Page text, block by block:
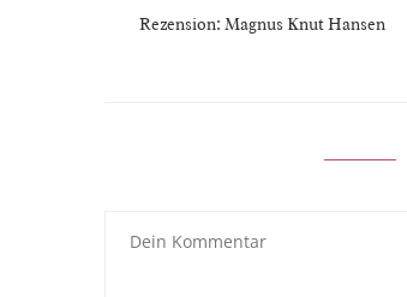
Rezension: Magnus Knut Hansen